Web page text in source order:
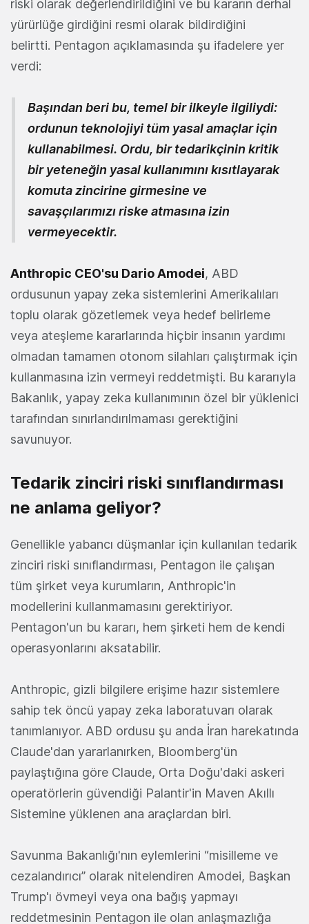
riski olarak değerlendirildiğini ve bu kararın derhal
yürürlüğe girdiğini resmi olarak bildirdiğini
belirtti. Pentagon açıklamasında şu ifadelere yer
verdi:
Başından beri bu, temel bir ilkeyle ilgiliydi:
ordunun teknolojiyi tüm yasal amaçlar için
kullanabilmesi. Ordu, bir tedarikçinin kritik
bir yeteneğin yasal kullanımını kısıtlayarak
komuta zincirine girmesine ve
savaşçılarımızı riske atmasına izin
vermeyecektir.
Anthropic CEO'su Dario Amodei, ABD
ordusunun yapay zeka sistemlerini Amerikalıları
toplu olarak gözetlemek veya hedef belirleme
veya ateşleme kararlarında hiçbir insanın yardımı
olmadan tamamen otonom silahları çalıştırmak için
kullanmasına izin vermeyi reddetmişti. Bu kararıyla
Bakanlık, yapay zeka kullanımının özel bir yüklenici
tarafından sınırlandırılmaması gerektiğini
savunuyor.
Tedarik zinciri riski sınıflandırması
ne anlama geliyor?
Genellikle yabancı düşmanlar için kullanılan tedarik
zinciri riski sınıflandırması, Pentagon ile çalışan
tüm şirket veya kurumların, Anthropic'in
modellerini kullanmamasını gerektiriyor.
Pentagon'un bu kararı, hem şirketi hem de kendi
operasyonlarını aksatabilir.
Anthropic, gizli bilgilere erişime hazır sistemlere
sahip tek öncü yapay zeka laboratuvarı olarak
tanımlanıyor. ABD ordusu şu anda İran harekatında
Claude'dan yararlanırken, Bloomberg'ün
paylaştığına göre Claude, Orta Doğu'daki askeri
operatörlerin güvendiği Palantir'in Maven Akıllı
Sistemine yüklenen ana araçlardan biri.
Savunma Bakanlığı'nın eylemlerini “misilleme ve
cezalandırıcı” olarak nitelendiren Amodei, Başkan
Trump'ı övmeyi veya ona bağış yapmayı
reddetmesinin Pentagon ile olan anlaşmazlığa